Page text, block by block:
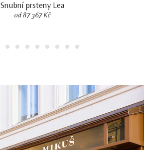
Snubní prsteny Lea
od 87 367 Kč
3 4 5 6 7 8 9 10